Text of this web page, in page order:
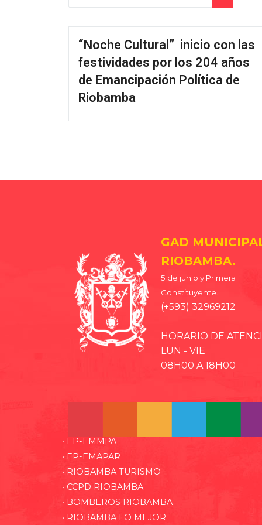
“Noche Cultural” inicio con las
festividades por los 204 años
de Emancipación Política de
Riobamba
GAD
RIOBAMBA.
5 de junio y Primera
Constituyente.
(+593) 32969212
HORARIO DE
LUN - VIE
08H00 A 18H00
· EP-EMMPA
· EP-EMAPAR
· RIOBAMBA TURISMO
· CCPD RIOBAMBA
· BOMBEROS RIOBAMBA
· RIOBAMBA LO MEJOR